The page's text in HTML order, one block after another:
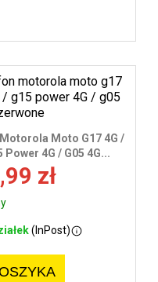
Moto G17 4G /
Power 4G / G05 4G...
zł
(InPost)